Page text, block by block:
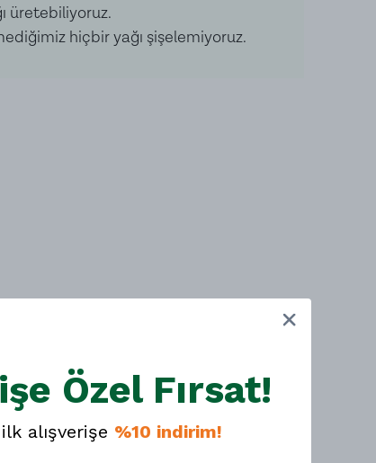
üretebiliyoruz.
hiçbir yağı şişelemiyoruz.
Özel Fırsat!
alışverişe %10 indirim!